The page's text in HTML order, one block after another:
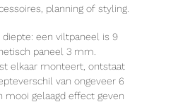
planning of styling.
een viltpaneel is 9
paneel 3 mm.
elkaar monteert, ontstaat
van ongeveer 6
mooi gelaagd effect geven